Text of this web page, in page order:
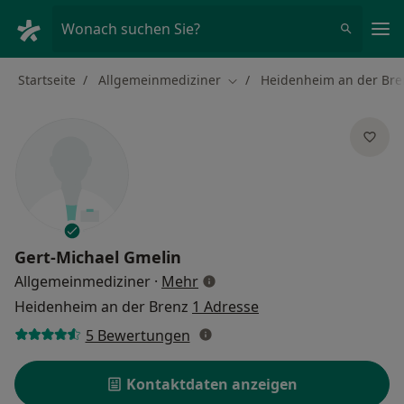
Wonach suchen Sie?
Startseite Allgemeinmediziner Stadt ändern
Heidenheim an der
Gert-Michael Gmelin
Allgemeinmediziner · Mehrüber Spezialisierungen
Heidenheim an der Brenz 1 Adresse
5 Bewertungen
Kontaktdaten anzeigen